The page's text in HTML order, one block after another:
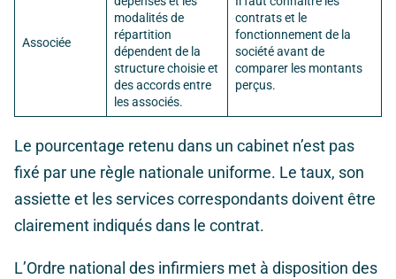
Associée
modalités de
répartition
dépendent de la
structure choisie et
des accords entre
les associés.
contrats et le
fonctionnement de la
société avant de
comparer les montants
perçus.
Le pourcentage retenu dans un cabinet n’est pas
fixé par une règle nationale uniforme. Le taux, son
assiette et les services correspondants doivent être
clairement indiqués dans le contrat.
L’Ordre national des infirmiers met à disposition des